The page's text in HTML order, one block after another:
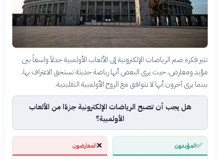
تثير فكرة ضم الرياضات الإلكترونية إلى الألعاب الأولمبية جدلاً واسعاً بين
مؤيد ومعارض، حيث يرى البعض أنها رياضة حديثة تستحق الاعتراف بها،
بينما يرى آخرون أنها لا تتوافق مع الروح الأولمبية التقليدية.
هل يجب أن تصبح الرياضات الإلكترونية جزءًا من الألعاب
الأولمبية؟
✅المؤيدون ❌المعارضون